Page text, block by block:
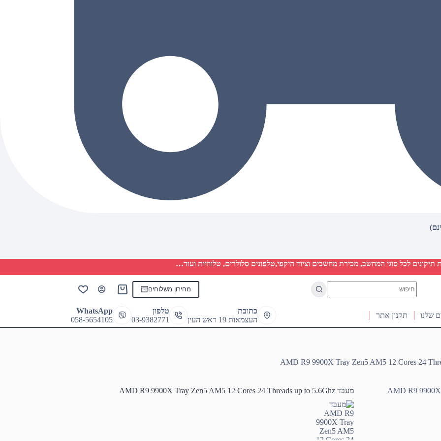
לכל סוגי המחשב, מכירת מחשבים וציוד היקפי,טלפונים סלולרים, טלווזיות ועוד…
results
מחירון משלוחים
Shopping
שלנו
תקנון אתר
כתובת
העצמאות 19 ראש העין
טלפון
03-9382771
WhatsApp
058-5654105
מעבד AMD R9 9900X Tray Zen5 AM5 12 Cores 24 Threads up to 5.6Ghz